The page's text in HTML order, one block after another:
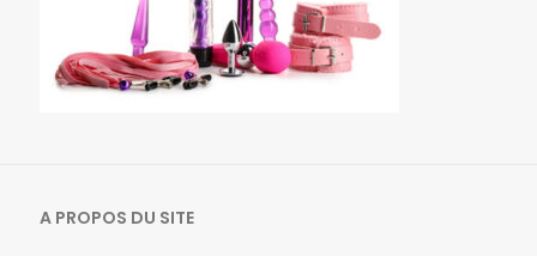
A PROPOS DU SITE